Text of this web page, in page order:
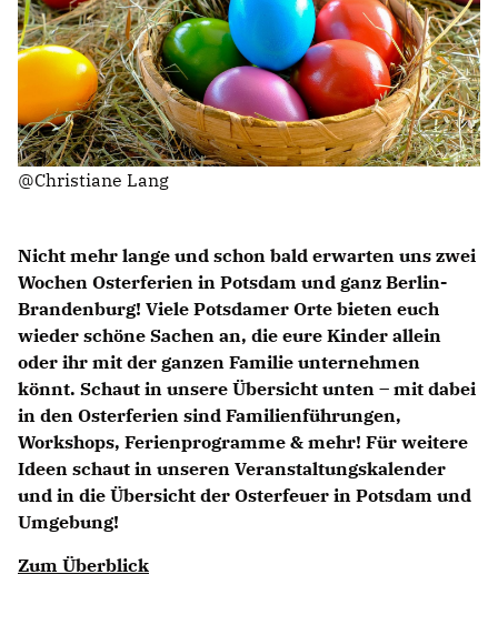
CDU Brandenburg
CDU Potsdam
Nicht mehr lange und schon bald erwarten uns zwei
Wochen Osterferien in Potsdam und ganz Berlin-
Brandenburg! Viele Potsdamer Orte bieten euch
wieder schöne Sachen an, die eure Kinder allein
oder ihr mit der ganzen Familie unternehmen
könnt. Schaut in unsere Übersicht unten – mit dabei
in den Osterferien sind Familienführungen,
Workshops, Ferienprogramme & mehr! Für weitere
Ideen schaut in unseren Veranstaltungskalender
und in die Übersicht der Osterfeuer in Potsdam und
Umgebung!
Zum Überblick
@Christiane Lang